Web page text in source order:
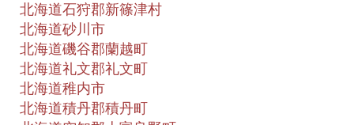
北海道石狩郡新篠津村
北海道砂川市
北海道磯谷郡蘭越町
北海道礼文郡礼文町
北海道稚内市
北海道積丹郡積丹町